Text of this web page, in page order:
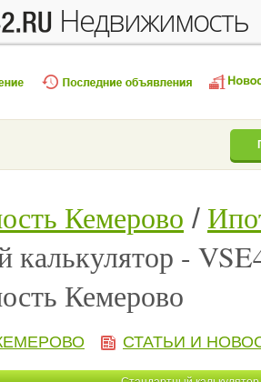
недвижимость
Кемерово
калькулятор -
Кемерово
СТАТЬИ И